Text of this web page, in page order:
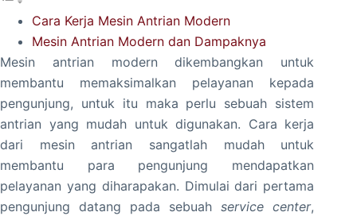
Cara Kerja Mesin Antrian Modern
Mesin Antrian Modern dan Dampaknya
Mesin antrian modern dikembangkan untuk
membantu memaksimalkan pelayanan kepada
pengunjung, untuk itu maka perlu sebuah sistem
antrian yang mudah untuk digunakan. Cara kerja
dari mesin antrian sangatlah mudah untuk
membantu para pengunjung mendapatkan
pelayanan yang diharapakan. Dimulai dari pertama
pengunjung datang pada sebuahservice center,